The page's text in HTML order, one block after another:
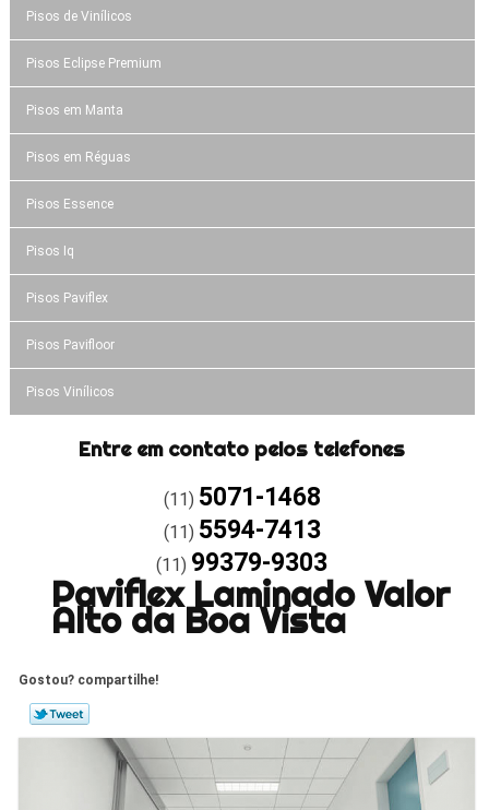
Pisos de Vinílicos
Pisos Eclipse Premium
Pisos em Manta
Pisos em Réguas
Pisos Essence
Pisos Iq
Pisos Paviflex
Pisos Pavifloor
Pisos Vinílicos
Entre em contato pelos telefones
(11) 5071-1468
(11) 5594-7413
(11) 99379-9303
Paviflex Laminado Valor
Alto da Boa Vista
Gostou? compartilhe!